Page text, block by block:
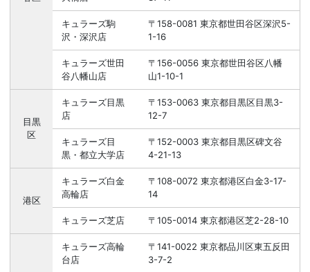
キュラーズ駒
沢・深沢店
〒158-0081 東京都世田谷区深沢5-
1-16
キュラーズ世田
谷八幡山店
〒156-0056 東京都世田谷区八幡
山1-10-1
目黒
区
キュラーズ目黒
店
〒153-0063 東京都目黒区目黒3-
12-7
キュラーズ目
黒・都立大学店
〒152-0003 東京都目黒区碑文谷
4-21-13
港区
キュラーズ白金
高輪店
〒108-0072 東京都港区白金3-17-
14
キュラーズ芝店 〒105-0014 東京都港区芝2-28-10
キュラーズ高輪
台店
〒141-0022 東京都品川区東五反田
3-7-2